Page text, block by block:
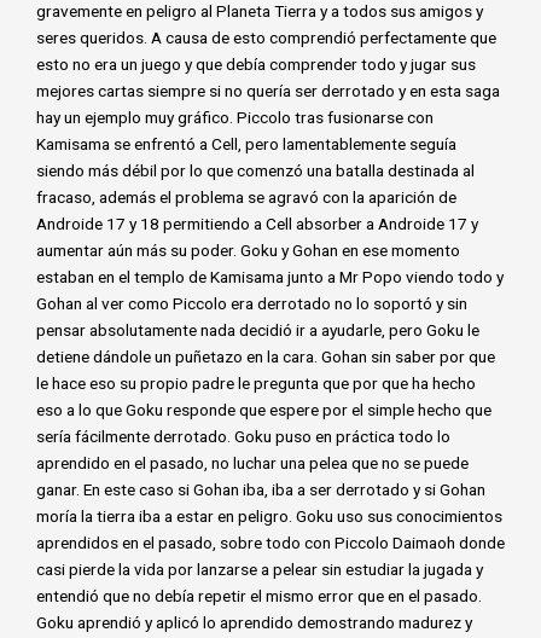
gravemente en peligro al Planeta Tierra y a todos sus amigos y
seres queridos. A causa de esto comprendió perfectamente que
esto no era un juego y que debía comprender todo y jugar sus
mejores cartas siempre si no quería ser derrotado y en esta saga
hay un ejemplo muy gráfico. Piccolo tras fusionarse con
Kamisama se enfrentó a Cell, pero lamentablemente seguía
siendo más débil por lo que comenzó una batalla destinada al
fracaso, además el problema se agravó con la aparición de
Androide 17 y 18 permitiendo a Cell absorber a Androide 17 y
aumentar aún más su poder. Goku y Gohan en ese momento
estaban en el templo de Kamisama junto a Mr Popo viendo todo y
Gohan al ver como Piccolo era derrotado no lo soportó y sin
pensar absolutamente nada decidió ir a ayudarle, pero Goku le
detiene dándole un puñetazo en la cara. Gohan sin saber por que
le hace eso su propio padre le pregunta que por que ha hecho
eso a lo que Goku responde que espere por el simple hecho que
sería fácilmente derrotado. Goku puso en práctica todo lo
aprendido en el pasado, no luchar una pelea que no se puede
ganar. En este caso si Gohan iba, iba a ser derrotado y si Gohan
moría la tierra iba a estar en peligro. Goku uso sus conocimientos
aprendidos en el pasado, sobre todo con Piccolo Daimaoh donde
casi pierde la vida por lanzarse a pelear sin estudiar la jugada y
entendió que no debía repetir el mismo error que en el pasado.
Goku aprendió y aplicó lo aprendido demostrando madurez y